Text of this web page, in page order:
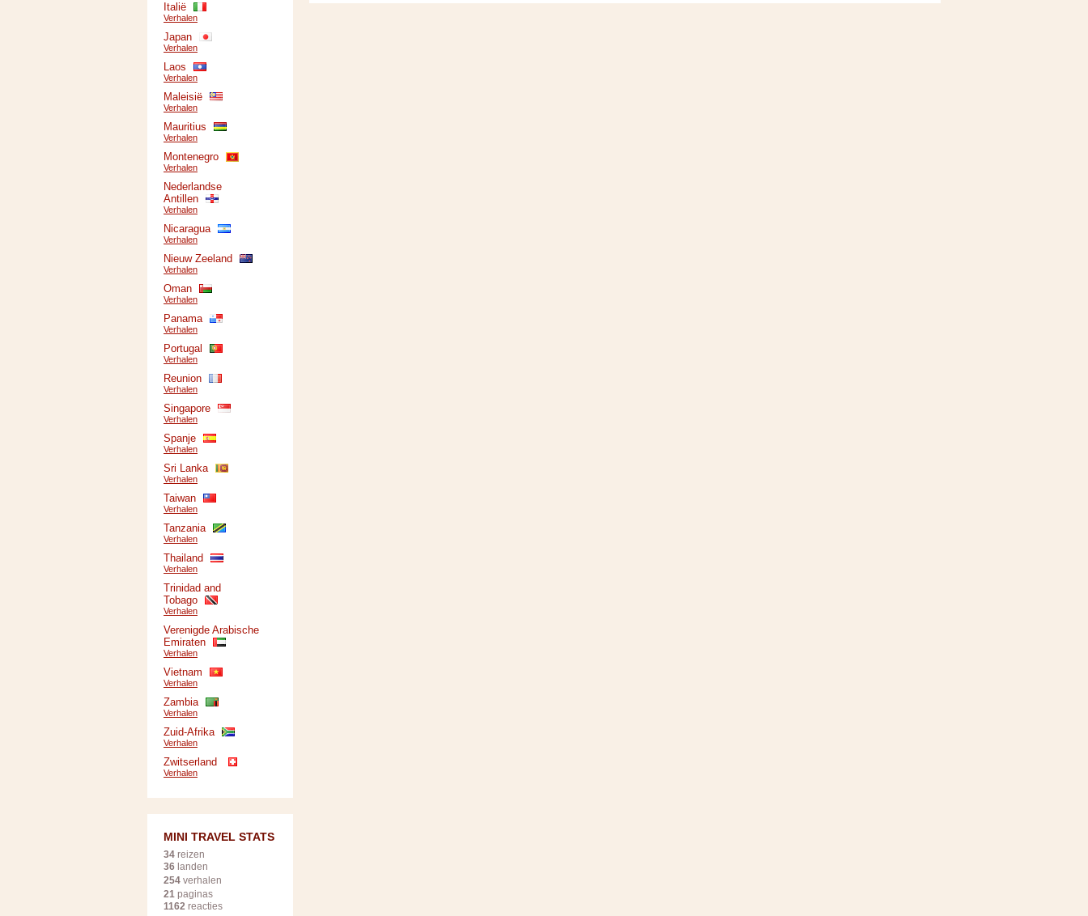
Italië
Verhalen
Japan
Verhalen
Laos
Verhalen
Maleisië
Verhalen
Mauritius
Verhalen
Montenegro
Verhalen
Nederlandse
Antillen
Verhalen
Nicaragua
Verhalen
Nieuw Zeeland
Verhalen
Oman
Verhalen
Panama
Verhalen
Portugal
Verhalen
Reunion
Verhalen
Singapore
Verhalen
Spanje
Verhalen
Sri Lanka
Verhalen
Taiwan
Verhalen
Tanzania
Verhalen
Thailand
Verhalen
Trinidad and
Tobago
Verhalen
Verenigde Arabische
Emiraten
Verhalen
Vietnam
Verhalen
Zambia
Verhalen
Zuid-Afrika
Verhalen
Zwitserland
Verhalen
MINI TRAVEL STATS
34 reizen
36 landen
254 verhalen
21 paginas
1162 reacties